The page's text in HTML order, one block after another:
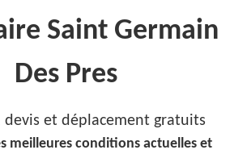
Saint Germain
Des Pres
devis et déplacement gratuits
meilleures conditions actuelles et